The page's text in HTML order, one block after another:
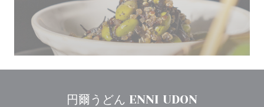
円爾うどん ENNI UDON